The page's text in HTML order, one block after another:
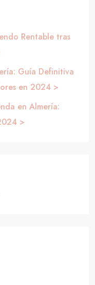
Rentable tras
Guía Definitiva
en 2024 >
en Almería:
>